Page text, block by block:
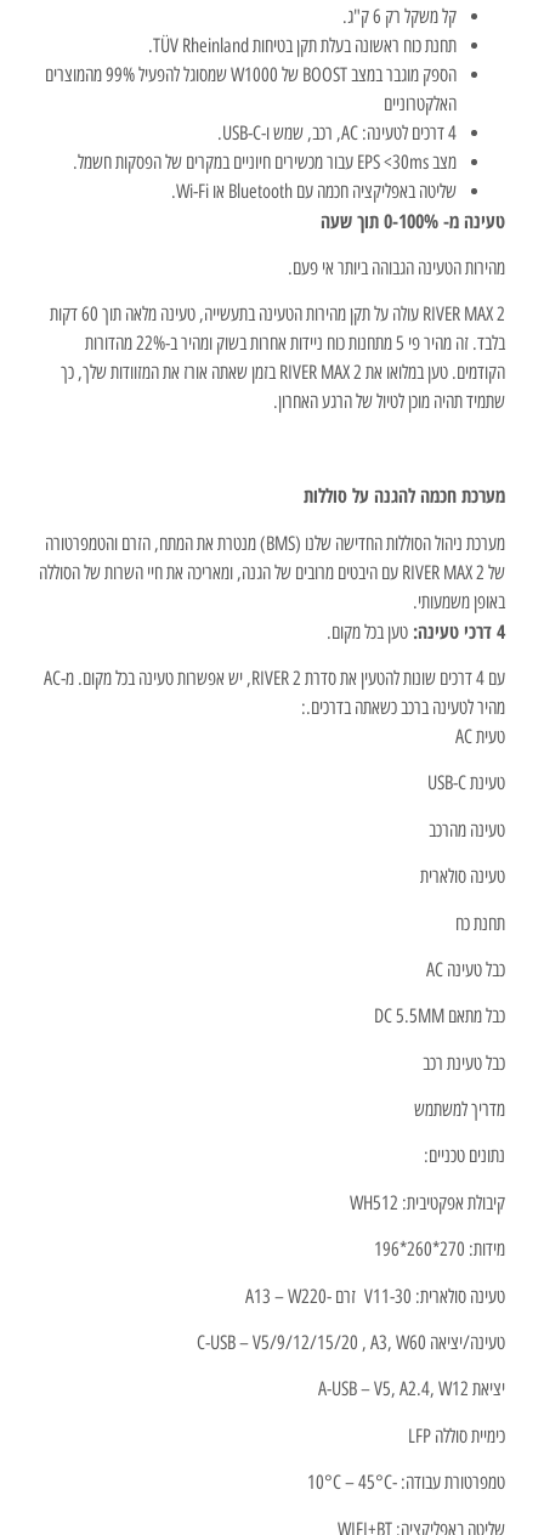
קל משקל רק 6 ק"ג.
תחנת כוח ראשונה בעלת תקן בטיחות TÜV Rheinland.
הספק מוגבר במצב BOOST של W1000 שמסוגל להפעיל 99% מהמוצרים
האלקטרוניים
4 דרכים לטעינה: AC, רכב, שמש ו-USB-C.
מצב EPS <30ms עבור מכשירים חיוניים במקרים של הפסקות חשמל.
שליטה באפליקציה חכמה עם Bluetooth או Wi-Fi.
טעינה מ- 0-100% תוך שעה
מהירות הטעינה הגבוהה ביותר אי פעם.
RIVER MAX 2 עולה על תקן מהירות הטעינה בתעשייה, טעינה מלאה תוך 60 דקות
בלבד. זה מהיר פי 5 מתחנות כוח ניידות אחרות בשוק ומהיר ב-22% מהדורות
הקודמים. טען במלואו את RIVER MAX 2 בזמן שאתה אורז את המזוודות שלך, כך
שתמיד תהיה מוכן לטיול של הרגע האחרון.
מערכת חכמה להגנה על סוללות
מערכת ניהול הסוללות החדישה שלנו (BMS) מנטרת את המתח, הזרם והטמפרטורה
של RIVER MAX 2 עם היבטים מרובים של הגנה, ומאריכה את חיי השרות של הסוללה
באופן משמעותי.
4 דרכי טעינה: טען בכל מקום.
עם 4 דרכים שונות להטעין את סדרת RIVER 2, יש אפשרות טעינה בכל מקום. מ-AC
מהיר לטעינה ברכב כשאתה בדרכים.:
טעית AC
טעינת USB-C
טעינה מהרכב
טעינה סולארית
תחנת כח
כבל טעינה AC
כבל מתאם DC 5.5MM
כבל טעינת רכב
מדריך למשתמש
נתונים טכניים:
קיבולת אפקטיבית: WH512
מידות: 270*260*196
טעינה סולארית: V11-30 זרם -A13 – W220
טעינה/יציאה C-USB – V5/9/12/15/20 , A3, W60
יציאת A-USB – V5, A2.4, W12
כימיית סוללה LFP
טמפרטורת עבודה: -10°C – 45°C
שליטה באפליקציה: WIFI+BT